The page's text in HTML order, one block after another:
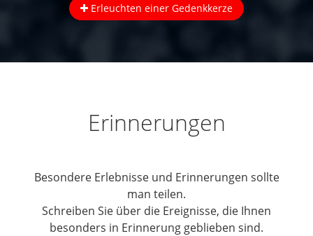
Erleuchten einer Gedenkkerze
Erinnerungen
Besondere Erlebnisse und Erinnerungen sollte
man teilen.
Schreiben Sie über die Ereignisse, die Ihnen
besonders in Erinnerung geblieben sind.